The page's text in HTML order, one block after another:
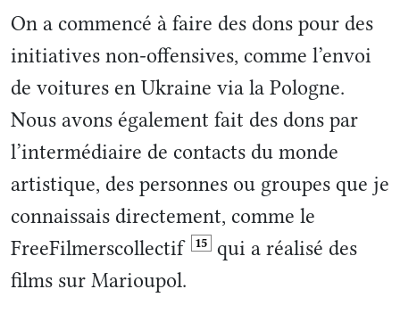
On a commencé à faire des dons pour des
initiatives non-offensives, comme l’envoi
de voitures en Ukraine via la Pologne.
Nous avons également fait des dons par
l’intermédiaire de contacts du monde
artistique, des personnes ou groupes que je
connaissais directement, comme le
FreeFilmerscollectif
15 qui a réalisé des
films sur Marioupol.